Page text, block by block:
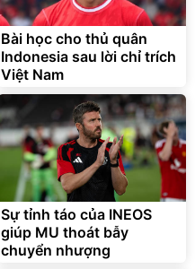
Bài học cho thủ quân
Indonesia sau lời chỉ trích
Việt Nam
Sự tỉnh táo của INEOS
giúp MU thoát bẫy
chuyển nhượng